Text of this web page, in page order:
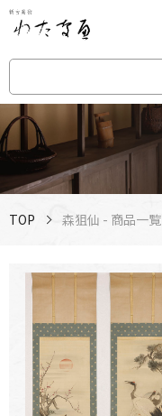
TOP 森狙仙 - 商品一覧